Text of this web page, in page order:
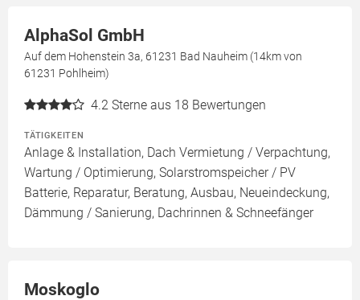
AlphaSol GmbH
Auf dem Hohenstein 3a, 61231 Bad Nauheim (14km von
61231 Pohlheim)
4.2 Sterne aus 18 Bewertungen
TÄTIGKEITEN
Anlage & Installation, Dach Vermietung / Verpachtung,
Wartung / Optimierung, Solarstromspeicher / PV
Batterie, Reparatur, Beratung, Ausbau, Neueindeckung,
Dämmung / Sanierung, Dachrinnen & Schneefänger
Moskoglo